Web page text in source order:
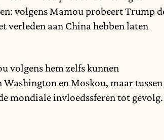
volgens Mamou probeert Trump
verleden aan China hebben laten
volgens hem zelfs kunnen
en Moskou, maar tussen
mondiale invloedssferen tot gevolg.